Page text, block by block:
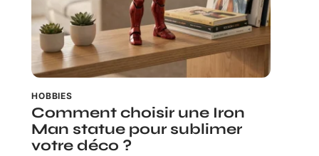
HOBBIES
Comment choisir une Iron
Man statue pour sublimer
votre déco ?